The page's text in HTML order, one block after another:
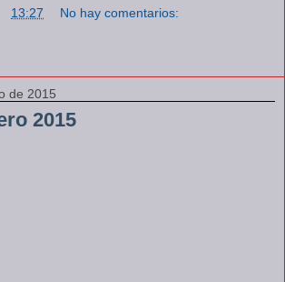
13:27 No hay comentarios:
de 2015
2015